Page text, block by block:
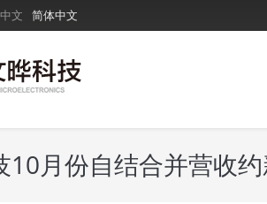
文 简体中文
10月份自结合并营收